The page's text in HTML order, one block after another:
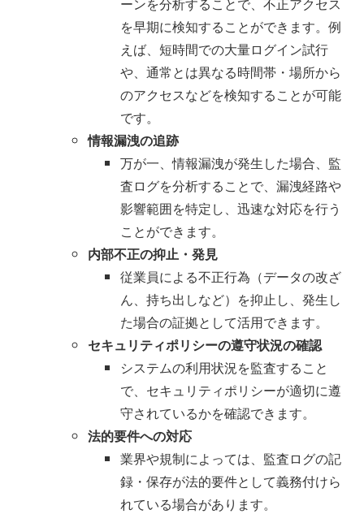
を早期に検知することができます。例
えば、短時間での大量ログイン試行
や、通常とは異なる時間帯・場所から
のアクセスなどを検知することが可能
です。
情報漏洩の追跡
万が一、情報漏洩が発生した場合、監
査ログを分析することで、漏洩経路や
影響範囲を特定し、迅速な対応を行う
ことができます。
内部不正の抑止・発見
従業員による不正行為（データの改ざ
ん、持ち出しなど）を抑止し、発生し
た場合の証拠として活用できます。
セキュリティポリシーの遵守状況の確認
システムの利用状況を監査すること
で、セキュリティポリシーが適切に遵
守されているかを確認できます。
法的要件への対応
業界や規制によっては、監査ログの記
録・保存が法的要件として義務付けら
れている場合があります。